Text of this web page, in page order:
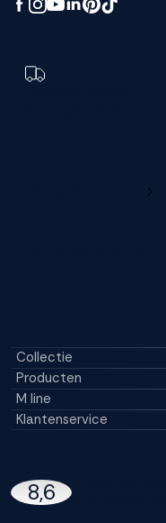
Collectie
Producten
M line
Klantenservice
8,6